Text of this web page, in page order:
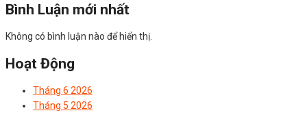
Bình Luận mới nhất
Không có bình luận nào để hiển thị.
Hoạt Động
Tháng 6 2026
Tháng 5 2026